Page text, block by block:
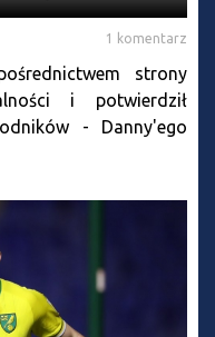
1 komentarz
strony
i potwierdził
- Danny'ego